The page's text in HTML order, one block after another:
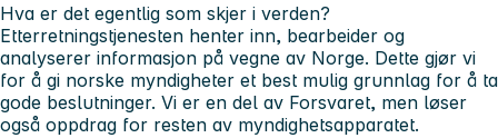
Hva er det egentlig som skjer i verden?
Etterretningstjenesten henter inn, bearbeider og
analyserer informasjon på vegne av Norge. Dette gjør vi
for å gi norske myndigheter et best mulig grunnlag for å ta
gode beslutninger. Vi er en del av Forsvaret, men løser
også oppdrag for resten av myndighetsapparatet.